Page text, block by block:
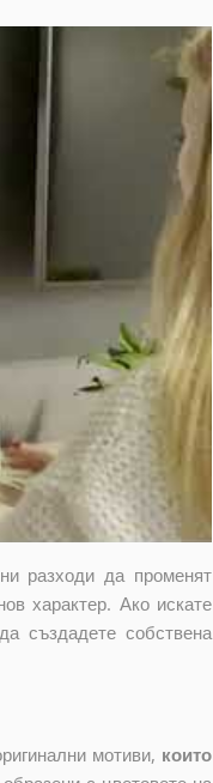
разходи да променят
характер. Ако искате
създадете собствена
мотиви, които